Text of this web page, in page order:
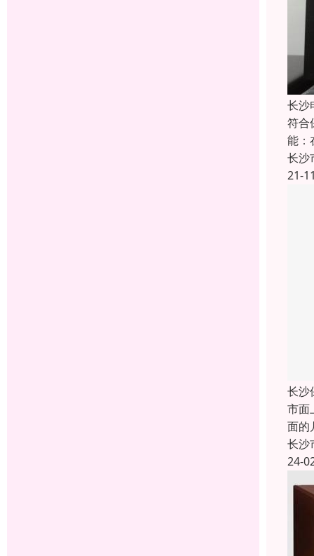
长沙
符合
能：
长沙
21-
长沙
市面
面的
长沙
24-